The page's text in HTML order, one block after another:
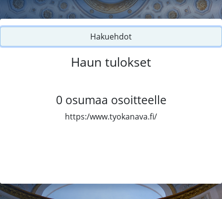
Hakuehdot
Haun tulokset
0 osumaa osoitteelle
https:/www.tyokanava.fi/